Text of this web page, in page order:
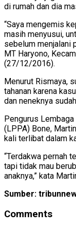
di rumah dan dia
“Saya mengemis
masih menyusui,
sebelum menjalani
MT Haryono,
(27/12/2016).
Menurut Rismaya,
tahanan karena
dan neneknya
Pengurus
(LPPA) Bone,
kali terlibat dalam
“Terdakwa pernah
tapi tidak mau
anaknya,” kata
Sumber:
Comments